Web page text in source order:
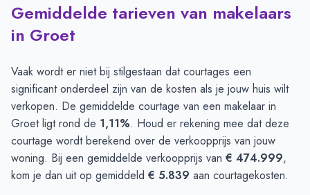
Gemiddelde tarieven van makelaars
in Groet
Vaak wordt er niet bij stilgestaan dat courtages een
significant onderdeel zijn van de kosten als je jouw huis wilt
verkopen. De gemiddelde courtage van een makelaar in
Groet ligt rond de 1,11%. Houd er rekening mee dat deze
courtage wordt berekend over de verkoopprijs van jouw
woning. Bij een gemiddelde verkoopprijs van € 474.999,
kom je dan uit op gemiddeld € 5.839 aan courtagekosten.